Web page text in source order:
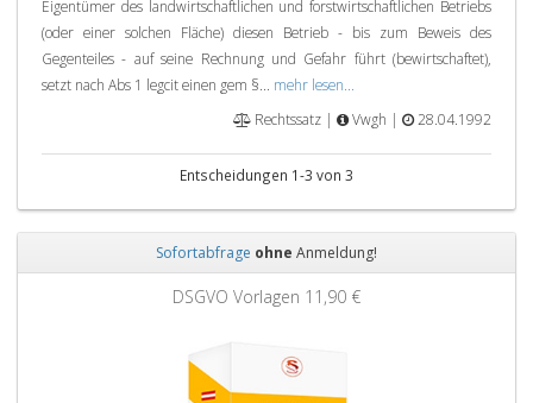
Eigentümer des landwirtschaftlichen und forstwirtschaftlichen Betriebs
(oder einer solchen Fläche) diesen Betrieb - bis zum Beweis des
Gegenteiles - auf seine Rechnung und Gefahr führt (bewirtschaftet),
setzt nach Abs 1 legcit einen gem §... mehr lesen...
Rechtssatz |
Vwgh | 28.04.1992
Entscheidungen 1-3 von 3
Sofortabfrage ohne Anmeldung!
DSGVO Vorlagen 11,90 €